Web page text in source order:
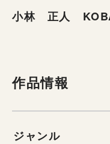
小林 正人
作品情報
ジャンル